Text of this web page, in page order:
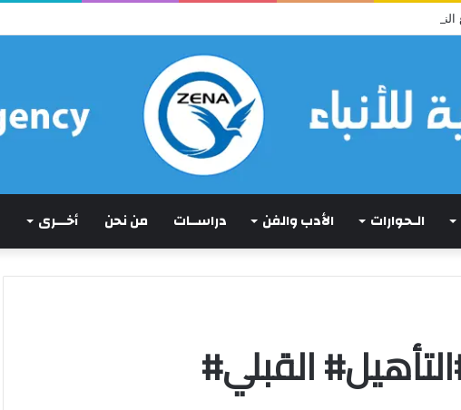
حجة بحجة
الـحوارات الأدب والفن دراســات من نحن أخـــرى
القبلي#